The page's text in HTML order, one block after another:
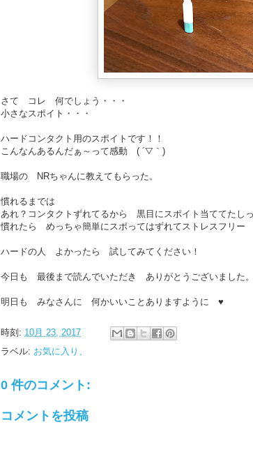
さて コレ 何でしょう・・・
小さなスポイト・・・
ハードコンタクト用のスポイトです！！
こんなんあるんだぁ～って感動 ( ´▽｀)
職場の NRちゃんに教えてもらった。
慣れるまでは
あれ？コンタクトずれてるから 黒目にスポイト当ててたし
慣れたら めっちゃ簡単にスポってはずれてストレスフリー
ハードの人 よかったら 試してみてください！
今日も 最後まで読んでいただき ありがとうございました
明日も みなさんに 何かいいことありますように ♥
時刻: 10月 23, 2017
ラベル: お気に入り、
0 件のコメント:
コメントを投稿